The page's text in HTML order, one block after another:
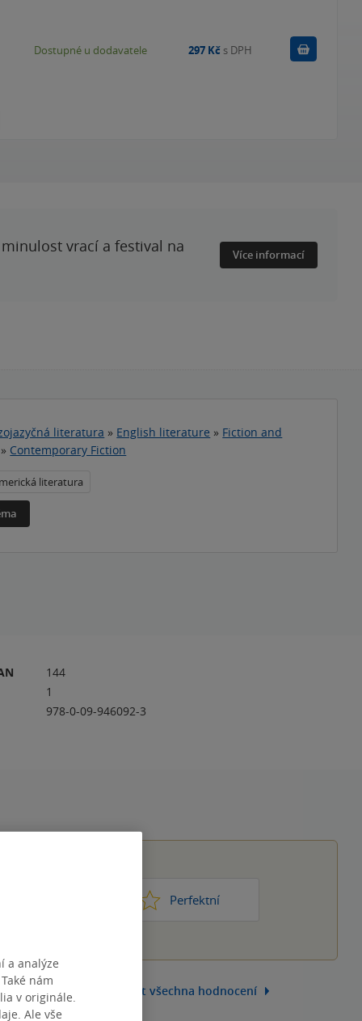
Dostupné u dodavatele 297 Kč s DPH
vrací a festival na
Více informací
literatura » English literature » Fiction and
» Contemporary Fiction
literatura
144
1
978-0-09-946092-3
Perfektní
Zobrazit všechna hodnocení
a analýze
nám
v originále.
Ale vše